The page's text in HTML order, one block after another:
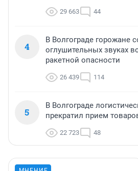
29 663 44
4
В Волгограде горожане
оглушительных звуках
ракетной опасности
26 439 114
5
В Волгограде
прекратил прием
22 723 48